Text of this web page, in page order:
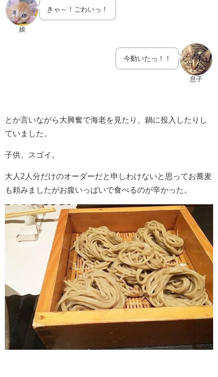
娘
きゃ～！ごわいっ！
息子
今動いたっ！！
とか言いながら大興奮で海老を見たり、鍋に投入したりし
ていました。
子供、スゴイ。
大人2人分だけのオーダーだと申しわけないと思ってお蕎麦
も頼みましたがお腹いっぱいで食べるのが辛かった。